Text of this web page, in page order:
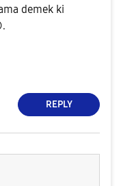
demek ki
.
REPLY